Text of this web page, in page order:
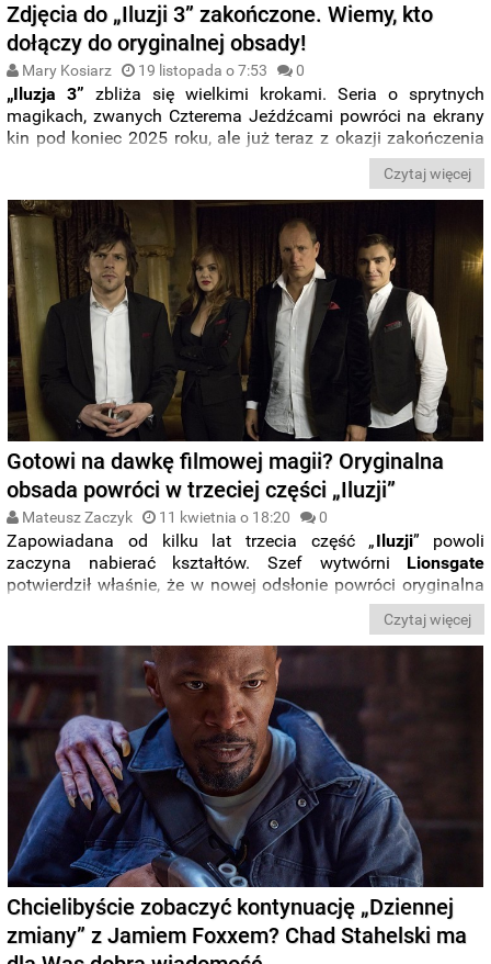
Zdjęcia do „Iluzji 3” zakończone. Wiemy, kto
dołączy do oryginalnej obsady!
Mary Kosiarz 19 listopada o 7:53 0
„Iluzja 3” zbliża się wielkimi krokami. Seria o sprytnych
magikach, zwanych Czterema Jeźdźcami powróci na ekrany
kin pod koniec 2025 roku, ale już teraz z okazji zakończenia
okresu zdjęciowego, twórcy podzielili się z fanami
materiałami zza kulis i tym samym ujawnili, kto znajdzie się
w obsadzie produkcji u bokuJessego Eisenbergaczy
Woody'ego Harrelsona
Czytaj więcej
Gotowi na dawkę filmowej magii? Oryginalna
obsada powróci w trzeciej części „Iluzji”
Mateusz Zaczyk 11 kwietnia o 18:20 0
Zapowiadana od kilku lat trzecia część „Iluzji” powoli
zaczyna nabierać kształtów. Szef wytwórni Lionsgate
potwierdził właśnie, że w nowej odsłonie powróci oryginalna
obsada. Nie zabraknie jednak przy tym zupełnie nowych
Czytaj więcej
Chcielibyście zobaczyć kontynuację „Dziennej
zmiany” z Jamiem Foxxem? Chad Stahelski ma